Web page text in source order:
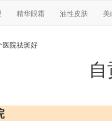
精华眼霜 油性皮肤 美
医院祛斑好